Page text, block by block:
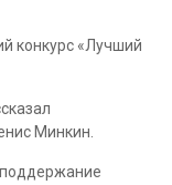
конкурс «Лучший
Минкин.